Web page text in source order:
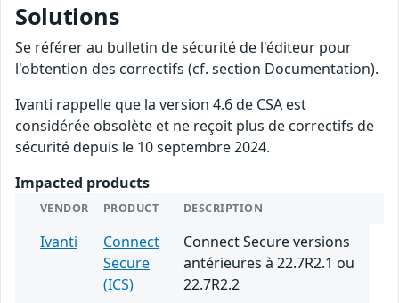
Solutions
Se référer au bulletin de sécurité de l'éditeur pour
l'obtention des correctifs (cf. section Documentation).
Ivanti rappelle que la version 4.6 de CSA est
considérée obsolète et ne reçoit plus de correctifs de
sécurité depuis le 10 septembre 2024.
Impacted products
VENDOR PRODUCT DESCRIPTION
Ivanti
Connect
Secure
(ICS)
Connect Secure versions
antérieures à 22.7R2.1 ou
22.7R2.2